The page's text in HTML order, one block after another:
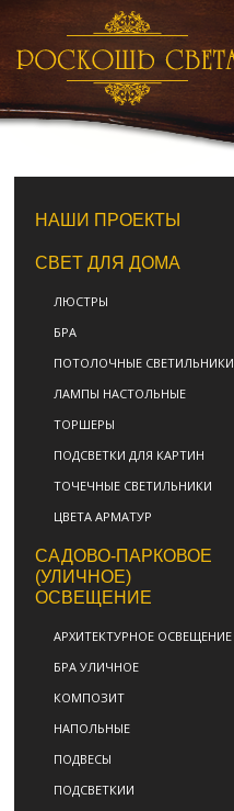
НАШИ ПРОЕКТЫ
СВЕТ ДЛЯ ДОМА
ЛЮСТРЫ
БРА
ПОТОЛОЧНЫЕ СВЕТИЛЬНИКИ
ЛАМПЫ НАСТОЛЬНЫЕ
ТОРШЕРЫ
ПОДСВЕТКИ ДЛЯ КАРТИН
ТОЧЕЧНЫЕ СВЕТИЛЬНИКИ
ЦВЕТА АРМАТУР
САДОВО-ПАРКОВОЕ
(УЛИЧНОЕ)
ОСВЕЩЕНИЕ
АРХИТЕКТУРНОЕ ОСВЕЩЕНИЕ
БРА УЛИЧНОЕ
КОМПОЗИТ
НАПОЛЬНЫЕ
ПОДВЕСЫ
ПОДСВЕТКИИ